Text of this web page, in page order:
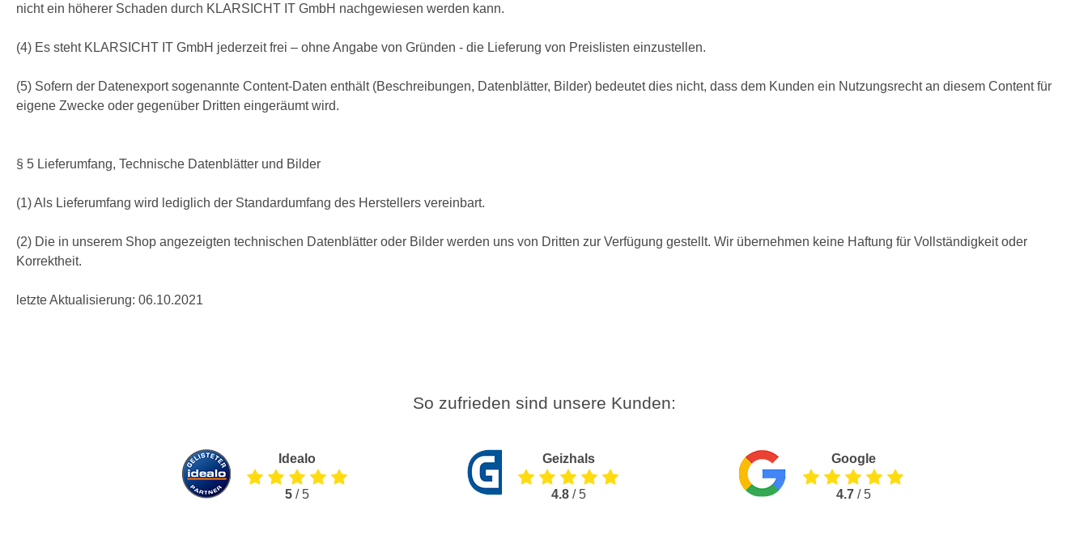
nicht ein höherer Schaden durch KLARSICHT IT GmbH nachgewiesen werden kann.
(4) Es steht KLARSICHT IT GmbH jederzeit frei – ohne Angabe von Gründen - die Lieferung von Preislisten einzustellen.
(5) Sofern der Datenexport sogenannte Content-Daten enthält (Beschreibungen, Datenblätter, Bilder) bedeutet dies nicht, dass dem Kunden ein Nutzungsrecht an diesem Content für
eigene Zwecke oder gegenüber Dritten eingeräumt wird.
§ 5 Lieferumfang, Technische Datenblätter und Bilder
(1) Als Lieferumfang wird lediglich der Standardumfang des Herstellers vereinbart.
(2) Die in unserem Shop angezeigten technischen Datenblätter oder Bilder werden uns von Dritten zur Verfügung gestellt. Wir übernehmen keine Haftung für Vollständigkeit oder
Korrektheit.
letzte Aktualisierung: 06.10.2021
So zufrieden sind unsere Kunden:
Idealo
5/ 5
Geizhals
4.8/ 5
Google
4.7/ 5